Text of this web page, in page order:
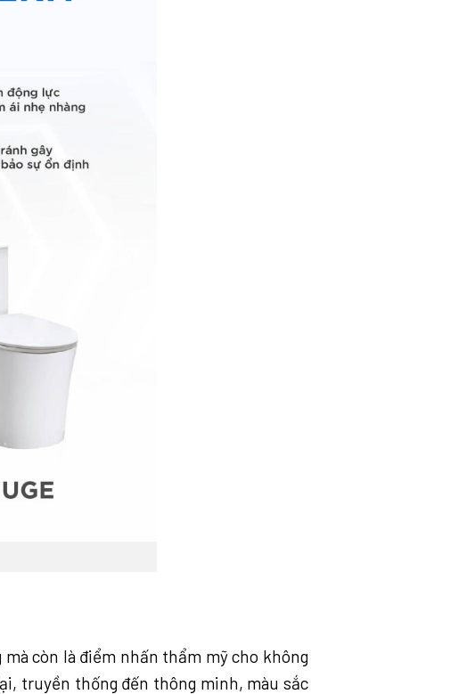
còn là điểm nhấn thẩm mỹ cho không
truyền thống đến thông minh, màu sắc